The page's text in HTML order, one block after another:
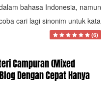
bahasa Indonesia, namun
cari lagi sinonim untuk kata
(6)
Campuran (Mixed
Dengan Cepat Hanya